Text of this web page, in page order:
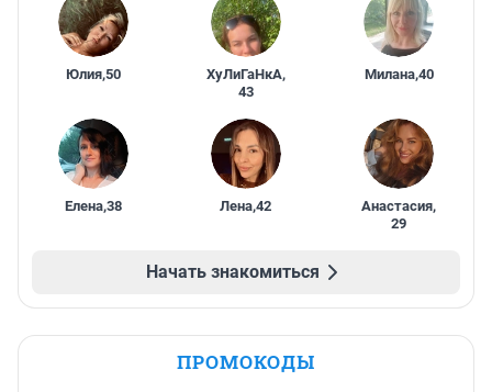
Юлия,50 ХуЛиГаНкА,
43
Милана,40
Елена,38 Лена,42 Анастасия,
29
Начать знакомиться
ПРОМОКОДЫ